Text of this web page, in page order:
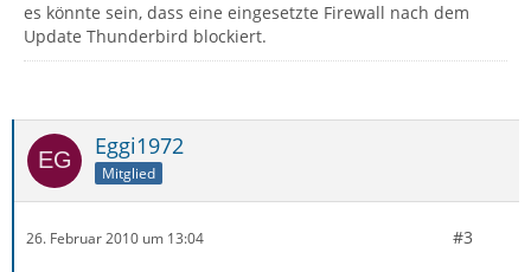
es könnte sein, dass eine eingesetzte Firewall nach dem
Update Thunderbird blockiert.
Eggi1972
Mitglied
26. Februar 2010 um 13:04 #3